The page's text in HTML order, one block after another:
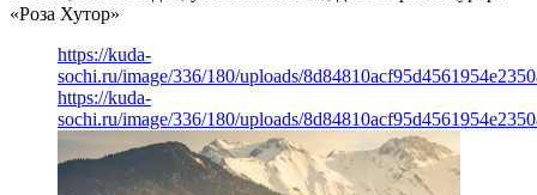
«Роза Хутор»
https://kuda-
sochi.ru/image/336/180/uploads/
https://kuda-
sochi.ru/image/336/180/uploads/